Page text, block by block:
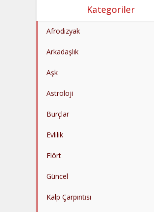
Kategoriler
Afrodizyak
Arkadaşlık
Aşk
Astroloji
Burçlar
Evlilik
Flört
Güncel
Kalp Çarpıntısı